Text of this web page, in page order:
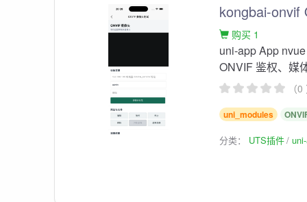
kongbai-onvif
购买 1
uni-app App
ONVIF 鉴权、媒
（
uni_modules
分类： UTS插件